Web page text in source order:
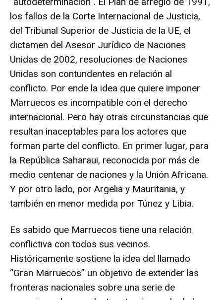
los fallos de la Corte Internacional de Justicia,
del Tribunal Superior de Justicia de la UE, el
dictamen del Asesor Jurídico de Naciones
Unidas de 2002, resoluciones de Naciones
Unidas son contundentes en relación al
conflicto. Por ende la idea que quiere imponer
Marruecos es incompatible con el derecho
internacional. Pero hay otras circunstancias que
resultan inaceptables para los actores que
forman parte del conflicto. En primer lugar, para
la República Saharaui, reconocida por más de
medio centenar de naciones y la Unión Africana.
Y por otro lado, por Argelia y Mauritania, y
también en menor medida por Túnez y Libia.
Es sabido que Marruecos tiene una relación
conflictiva con todos sus vecinos.
Históricamente sostiene la idea del llamado
“Gran Marruecos” un objetivo de extender las
fronteras nacionales sobre una serie de